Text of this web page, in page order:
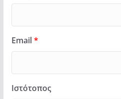
Email*
Ιστότοπος